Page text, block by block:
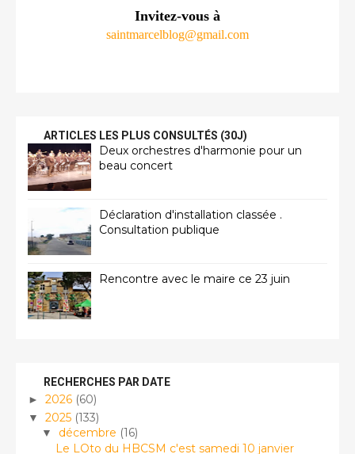
Invitez-vous à
saintmarcelblog@gmail.com
ARTICLES LES PLUS CONSULTÉS (30J)
Deux orchestres d'harmonie pour un
beau concert
Déclaration d'installation classée .
Consultation publique
Rencontre avec le maire ce 23 juin
RECHERCHES PAR DATE
► 2026 (60)
▼ 2025 (133)
▼ décembre (16)
Le LOto du HBCSM c'est samedi 10 janvier